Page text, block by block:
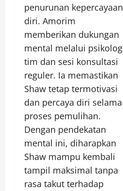
penurunan kepercayaan
diri. Amorim
memberikan dukungan
mental melalui psikolog
tim dan sesi konsultasi
reguler. Ia memastikan
Shaw tetap termotivasi
dan percaya diri selama
proses pemulihan.
Dengan pendekatan
mental ini, diharapkan
Shaw mampu kembali
tampil maksimal tanpa
rasa takut terhadap